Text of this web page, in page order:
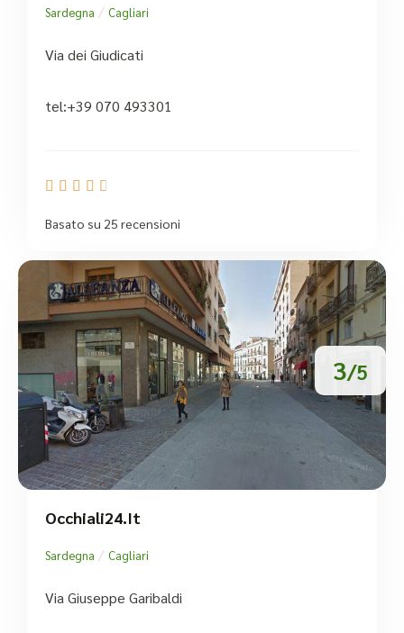
Sardegna / Cagliari
Via dei Giudicati
tel:+39 070 493301
    
Basato su 25 recensioni
3/5
Occhiali24.it
Sardegna / Cagliari
Via Giuseppe Garibaldi